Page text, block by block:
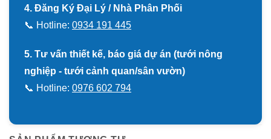
4. Đăng Ký Đại Lý / Nhà Phân Phối
📞 Hotline: 0934 191 445
5. Tư vấn thiết kế, báo giá dự án (tưới nông
nghiệp - tưới cảnh quan/sân vườn)
📞 Hotline: 0976 602 794